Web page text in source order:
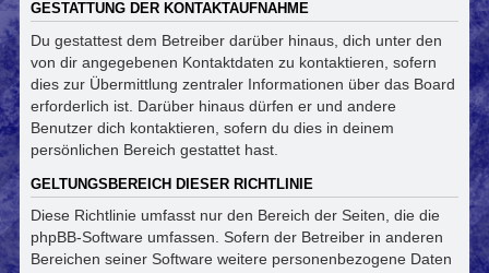
GESTATTUNG DER KONTAKTAUFNAHME
Du gestattest dem Betreiber darüber hinaus, dich unter den
von dir angegebenen Kontaktdaten zu kontaktieren, sofern
dies zur Übermittlung zentraler Informationen über das Board
erforderlich ist. Darüber hinaus dürfen er und andere
Benutzer dich kontaktieren, sofern du dies in deinem
persönlichen Bereich gestattet hast.
GELTUNGSBEREICH DIESER RICHTLINIE
Diese Richtlinie umfasst nur den Bereich der Seiten, die die
phpBB-Software umfassen. Sofern der Betreiber in anderen
Bereichen seiner Software weitere personenbezogene Daten